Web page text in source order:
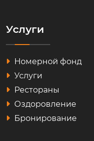
Услуги
Номерной фонд
Услуги
Рестораны
Оздоровление
Бронирование